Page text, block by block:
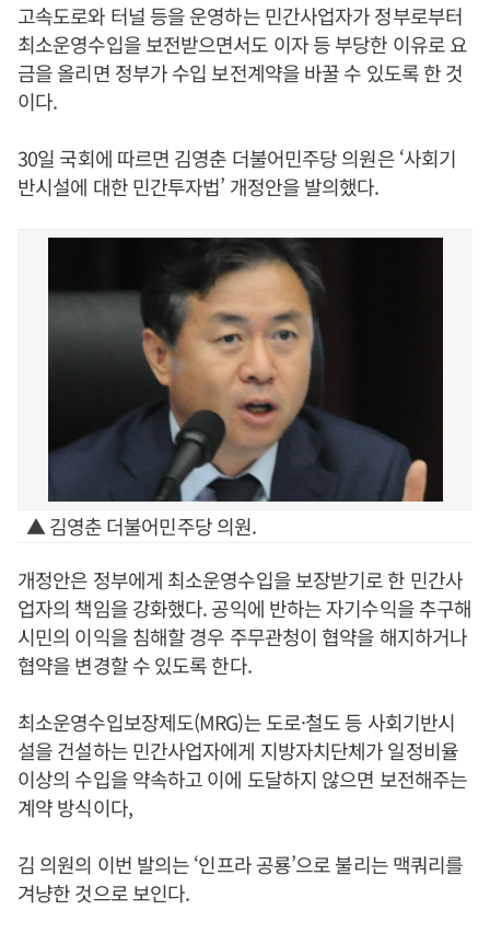
고속도로와 터널 등을 운영하는 민간사업자가 정부로부터
최소운영수입을 보전받으면서도 이자 등 부당한 이유로 요
금을 올리면 정부가 수입 보전계약을 바꿀 수 있도록 한 것
이다.
30일 국회에 따르면 김영춘 더불어민주당 의원은 ‘사회기
반시설에 대한 민간투자법’ 개정안을 발의했다.
▲ 김영춘 더불어민주당 의원.
개정안은 정부에게 최소운영수입을 보장받기로 한 민간사
업자의 책임을 강화했다. 공익에 반하는 자기수익을 추구해
시민의 이익을 침해할 경우 주무관청이 협약을 해지하거나
협약을 변경할 수 있도록 한다.
최소운영수입보장제도(MRG)는 도로·철도 등 사회기반시
설을 건설하는 민간사업자에게 지방자치단체가 일정비율
이상의 수입을 약속하고 이에 도달하지 않으면 보전해주는
계약 방식이다,
김 의원의 이번 발의는 ‘인프라 공룡’으로 불리는 맥쿼리를
겨냥한 것으로 보인다.